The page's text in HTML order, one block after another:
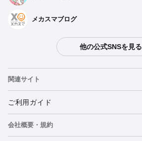
メカスマブログ
他の公式SNSを見る
関連サイト
ねんどろいど
ねんどろいどフェイスメーカー
ご利用ガイド
重要なお知らせ
会社概要・規約